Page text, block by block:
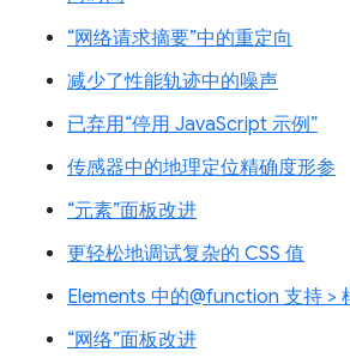
“网络请求摘要”中的重定向
减少了性能轨迹中的噪声
已弃用“停用 JavaScript 示例”
传感器中的地理定位精确度形参
“元素”面板改进
更轻松地调试复杂的 CSS 值
Elements 中的@function 支持 >
“网络”面板改进